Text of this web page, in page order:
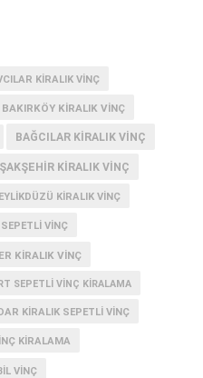
KIRALIK VINÇ
BAKIRKÖY KIRALIK VINÇ
BAĞCILAR KIRALIK VINÇ
KIRALIK VINÇ
KIRALIK VINÇ
VINÇ
KIRALIK VINÇ
SEPETLI VINÇ KIRALAMA
KIRALIK SEPETLI VINÇ
KIRALAMA
VINÇ